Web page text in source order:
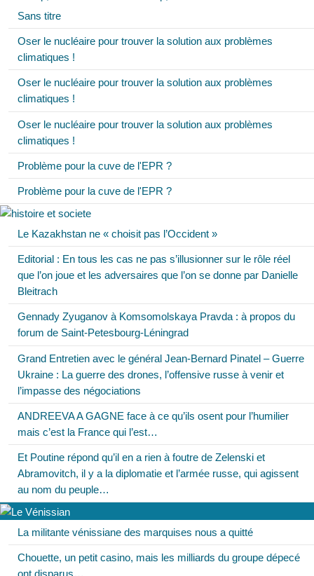
Sans titre
Oser le nucléaire pour trouver la solution aux problèmes
climatiques !
Oser le nucléaire pour trouver la solution aux problèmes
climatiques !
Oser le nucléaire pour trouver la solution aux problèmes
climatiques !
Problème pour la cuve de l'EPR ?
Problème pour la cuve de l'EPR ?
Le Kazakhstan ne « choisit pas l’Occident »
Editorial : En tous les cas ne pas s’illusionner sur le rôle réel
que l’on joue et les adversaires que l’on se donne par Danielle
Bleitrach
Gennady Zyuganov à Komsomolskaya Pravda : à propos du
forum de Saint-Petesbourg-Léningrad
Grand Entretien avec le général Jean-Bernard Pinatel – Guerre
Ukraine : La guerre des drones, l’offensive russe à venir et
l’impasse des négociations
ANDREEVA A GAGNE face à ce qu’ils osent pour l’humilier
mais c’est la France qui l’est…
Et Poutine répond qu’il en a rien à foutre de Zelenski et
Abramovitch, il y a la diplomatie et l’armée russe, qui agissent
au nom du peuple…
La militante vénissiane des marquises nous a quitté
Chouette, un petit casino, mais les milliards du groupe dépecé